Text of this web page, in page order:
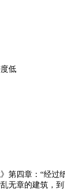
低
第四章：“经过
无章的建筑，